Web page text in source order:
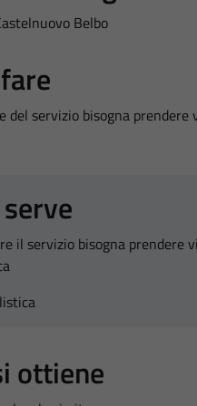
Belbo
del servizio bisogna prendere
il servizio bisogna prendere
ottiene